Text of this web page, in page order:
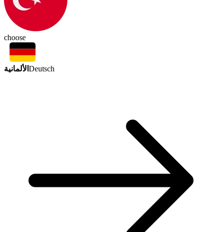
choose
الألمانية Deutsch